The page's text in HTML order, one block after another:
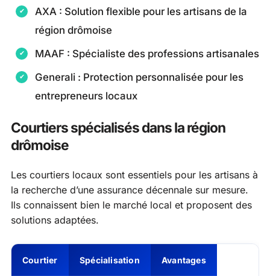
AXA : Solution flexible pour les artisans de la
région drômoise
MAAF : Spécialiste des professions artisanales
Generali : Protection personnalisée pour les
entrepreneurs locaux
Courtiers spécialisés dans la région
drômoise
Les courtiers locaux sont essentiels pour les artisans à
la recherche d’une assurance décennale sur mesure.
Ils connaissent bien le marché local et proposent des
solutions adaptées.
Courtier Spécialisation Avantages